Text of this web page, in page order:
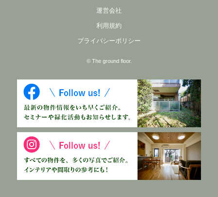
運営会社
利用規約
プライバシーポリシー
© The ground floor.